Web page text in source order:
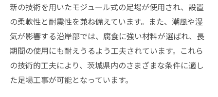
新の技術を用いたモジュール式の足場が使用され、設置
の柔軟性と耐震性を兼ね備えています。また、潮風や湿
気が影響する沿岸部では、腐食に強い材料が選ばれ、長
期間の使用にも耐えうるよう工夫されています。これら
の技術的工夫により、茨城県内のさまざまな条件に適し
た足場工事が可能となっています。